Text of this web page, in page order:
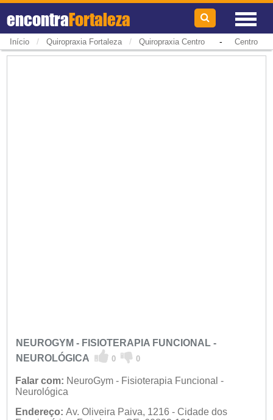
encontraFortaleza
Início / Quiropraxia Fortaleza / Quiropraxia Centro- Centro
NEUROGYM - FISIOTERAPIA FUNCIONAL -
NEUROLÓGICA
0 0
Falar com: NeuroGym - Fisioterapia Funcional -
Neurológica
Endereço: Av. Oliveira Paiva, 1216 - Cidade dos